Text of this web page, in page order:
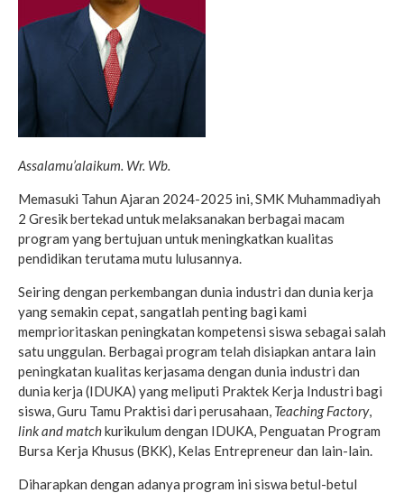
Assalamu’alaikum. Wr. Wb.
Memasuki Tahun Ajaran 2024-2025 ini, SMK Muhammadiyah
2 Gresik bertekad untuk melaksanakan berbagai macam
program yang bertujuan untuk meningkatkan kualitas
pendidikan terutama mutu lulusannya.
Seiring dengan perkembangan dunia industri dan dunia kerja
yang semakin cepat, sangatlah penting bagi kami
memprioritaskan peningkatan kompetensi siswa sebagai salah
satu unggulan. Berbagai program telah disiapkan antara lain
peningkatan kualitas kerjasama dengan dunia industri dan
dunia kerja (IDUKA) yang meliputi Praktek Kerja Industri bagi
siswa, Guru Tamu Praktisi dari perusahaan, Teaching Factory,
link and matchkurikulum dengan IDUKA, Penguatan Program
Bursa Kerja Khusus (BKK), Kelas Entrepreneur dan lain-lain.
Diharapkan dengan adanya program ini siswa betul-betul